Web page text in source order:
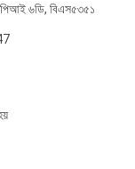
৬ডি, বিএস৫৩৫১